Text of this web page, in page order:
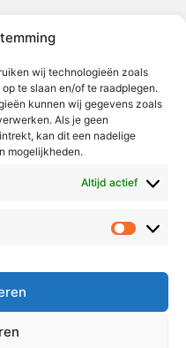
wij technologieën zoals
te slaan en/of te raadplegen.
kunnen wij gegevens zoals
Als je geen
kan dit een nadelige
mogelijkheden.
Altijd actief